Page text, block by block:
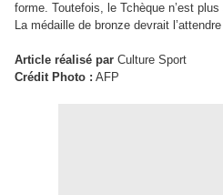
forme. Toutefois, le Tchèque n’est
La médaille de bronze devrait
Article réalisé par Culture Sport
Crédit Photo : AFP